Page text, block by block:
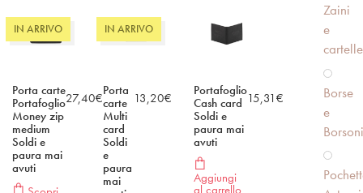
IN ARRIVO
Porta carte
Portafoglio
Money zip
medium
Soldi e
paura mai
avuti
27,40€
IN ARRIVO
Porta
carte
Multi
card
Soldi
e
paura
mai
13,20€
Portafoglio
Cash card
Soldi e
paura mai
avuti
Aggiungi
15,31 €
Zaini
e
cartelle
Borse
e
Borsoni